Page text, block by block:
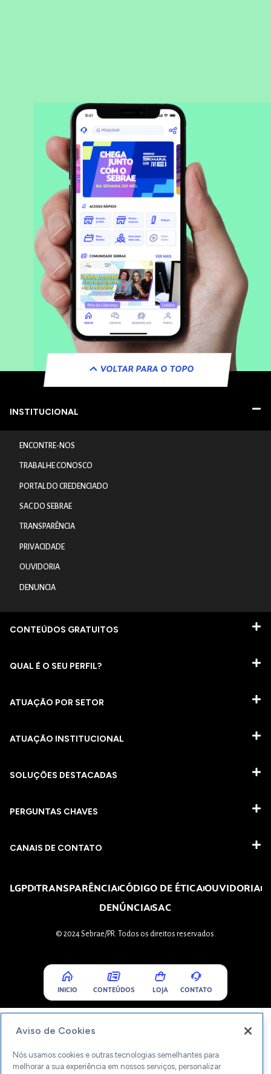
VOLTAR PARA O TOPO
INSTITUCIONAL
ENCONTRE-NOS
TRABALHE CONOSCO
PORTAL DO CREDENCIADO
SAC DO SEBRAE
TRANSPARÊNCIA
PRIVACIDADE
OUVIDORIA
DENUNCIA
CONTEÚDOS GRATUITOS
QUAL É O SEU PERFIL?
ATUAÇÃO POR SETOR
ATUAÇÃO INSTITUCIONAL
SOLUÇÕES DESTACADAS
PERGUNTAS CHAVES​
CANAIS DE CONTATO
LGPDTRANSPARÊNCIACÓDIGO DE ÉTICAOUVIDORIA
DENÚNCIASAC
© 2024 Sebrae/PR. Todos os direitos reservados.
INICIO CONTEÚDOS LOJA CONTATO
Aviso de Cookies
Nós usamos cookies e outras tecnologias semelhantes para
melhorar a sua experiência em nossos serviços, personalizar